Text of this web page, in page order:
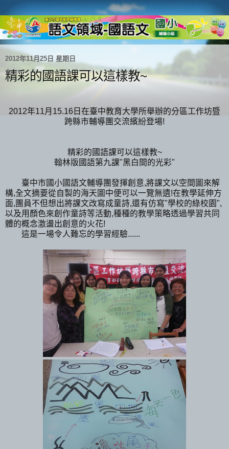
2012年11月25日 星期日
精彩的國語課可以這樣教~
2012年11月15.16日在臺中教育大學所舉辦的分區工作坊暨
跨縣市輔導團交流繽紛登場!
精彩的國語課可以這樣教~
翰林版國語第九課"黑白間的光彩"
臺中市國小國語文輔導團發揮創意,將課文以空間圖來解
構,全文摘要從自製的海天圖中便可以一覽無遺!在教學延伸方
面,團員不但想出將課文改寫成童詩,還有仿寫"學校的綠校園",
以及用顏色來創作童詩等活動,種種的教學策略透過學習共同
體的概念激盪出創意的火花!
這是一場令人難忘的學習經驗......